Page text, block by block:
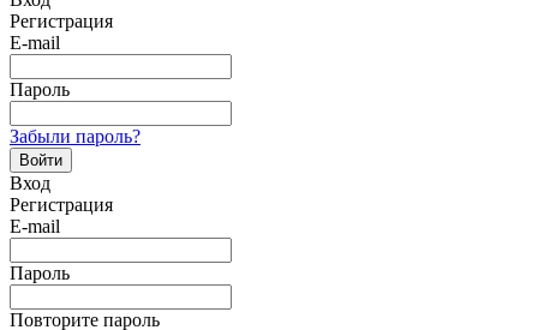
Регистрация
E-mail
Пароль
Забыли пароль?
Войти
Вход
Регистрация
E-mail
Пароль
Повторите пароль